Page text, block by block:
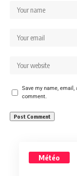
Save my name,
comment.
Météo